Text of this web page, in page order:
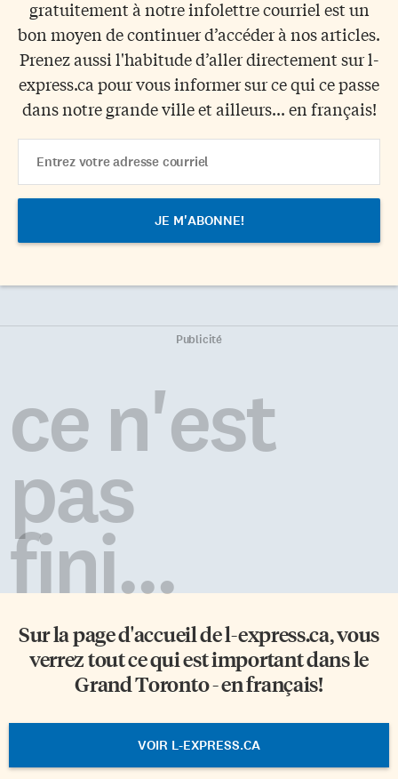
gratuitement à notre infolettre courriel est un
bon moyen de continuer d’accéder à nos articles.
Prenez aussi l'habitude d’aller directement sur l-
express.ca pour vous informer sur ce qui ce passe
dans notre grande ville et ailleurs... en français!
Address
Publicité
ce n'est
pas
fini...
Sur la page d'accueil del-express.ca, vous
verrez tout ce qui est important dans le
Grand Toronto - en français!
VOIR L-EXPRESS.CA